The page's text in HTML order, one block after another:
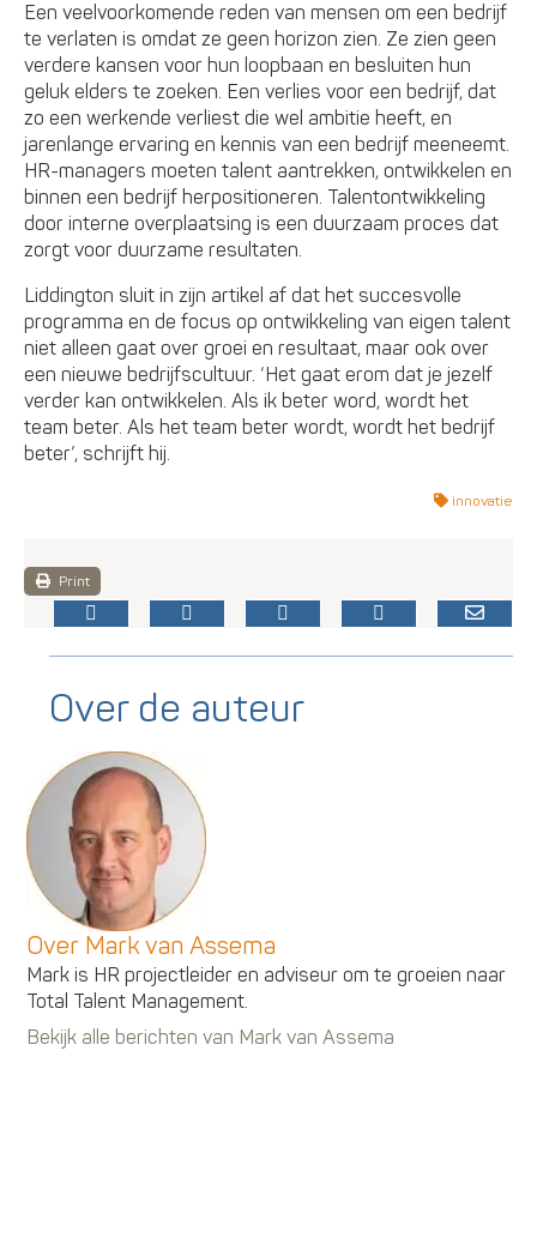
Een veelvoorkomende reden van mensen om een bedrijf
te verlaten is omdat ze geen horizon zien. Ze zien geen
verdere kansen voor hun loopbaan en besluiten hun
geluk elders te zoeken. Een verlies voor een bedrijf, dat
zo een werkende verliest die wel ambitie heeft, en
jarenlange ervaring en kennis van een bedrijf meeneemt.
HR-managers moeten talent aantrekken, ontwikkelen en
binnen een bedrijf herpositioneren. Talentontwikkeling
door interne overplaatsing is een duurzaam proces dat
zorgt voor duurzame resultaten.
Liddington sluit in zijn artikel af dat het succesvolle
programma en de focus op ontwikkeling van eigen talent
niet alleen gaat over groei en resultaat, maar ook over
een nieuwe bedrijfscultuur. ‘Het gaat erom dat je jezelf
verder kan ontwikkelen. Als ik beter word, wordt het
team beter. Als het team beter wordt, wordt het bedrijf
beter’, schrijft hij.
innovatie
Print
Over de auteur
Over Mark van Assema
Mark is HR projectleider en adviseur om te groeien naar
Total Talent Management.
Bekijk alle berichten van Mark van Assema